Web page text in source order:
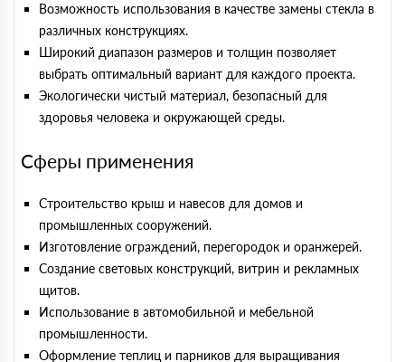
Возможность использования в качестве замены стекла в
различных конструкциях.
Широкий диапазон размеров и толщин позволяет
выбрать оптимальный вариант для каждого проекта.
Экологически чистый материал, безопасный для
здоровья человека и окружающей среды.
Сферы применения
Строительство крыш и навесов для домов и
промышленных сооружений.
Изготовление ограждений, перегородок и оранжерей.
Создание световых конструкций, витрин и рекламных
щитов.
Использование в автомобильной и мебельной
промышленности.
Оформление теплиц и парников для выращивания